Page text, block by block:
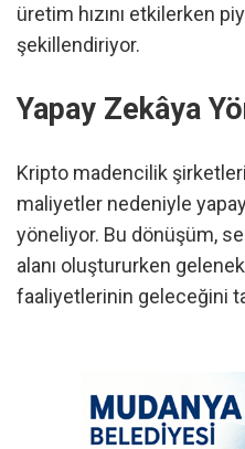
üretim hızını etkilerken
şekillendiriyor.
Yapay Zekâya
Kripto madencilik
maliyetler nedeniyle yapay
yöneliyor. Bu dönüşüm,
alanı oluştururken
faaliyetlerinin geleceğini